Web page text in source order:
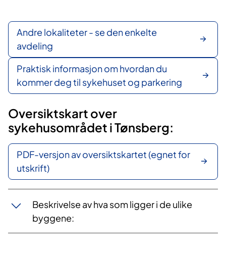
​Andre lokaliteter - se den enkelte
avdeling
Praktisk informasjon om hvordan du
kommer deg til sykehuset og parkering
Oversiktskart over
sykehusområdet i Tønsberg:
PDF-versjon av oversiktskartet (egnet for
utskrift)
Beskrivelse av hva som ligger i de ulike
byggene: